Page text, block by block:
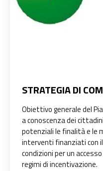
STRATEGIA DI
Obiettivo generale del
a conoscenza dei
potenziali le finalità e le
interventi finanziati con
condizioni per un
regimi di incentivazione.